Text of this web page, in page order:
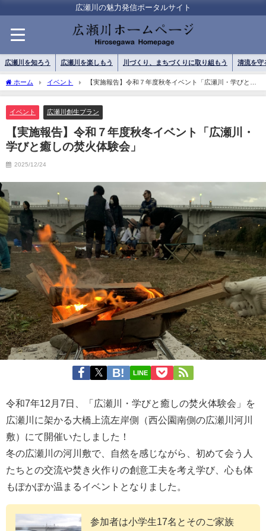
広瀬川の魅力発信ポータルサイト
広瀬川を知ろう 広瀬川を楽しもう 川づくり、まちづくりに取り組もう 清流を守
ホーム イベント
【実施報告】令和７年度秋冬イベント「広瀬川・学びと癒
しの焚火体験会」
イベント 広瀬川創生プラン
【実施報告】令和７年度秋冬イベント「広瀬川・
学びと癒しの焚火体験会」
2025/12/24
LINE
令和7年12月7日、「広瀬川・学びと癒しの焚火体験会」を
広瀬川に架かる大橋上流左岸側（西公園南側の広瀬川河川
敷）にて開催いたしました！
冬の広瀬川の河川敷で、自然を感じながら、初めて会う人
たちとの交流や焚き火作りの創意工夫を考え学び、心も体
もぽかぽか温まるイベントとなりました。
参加者は小学生17名とそのご家族